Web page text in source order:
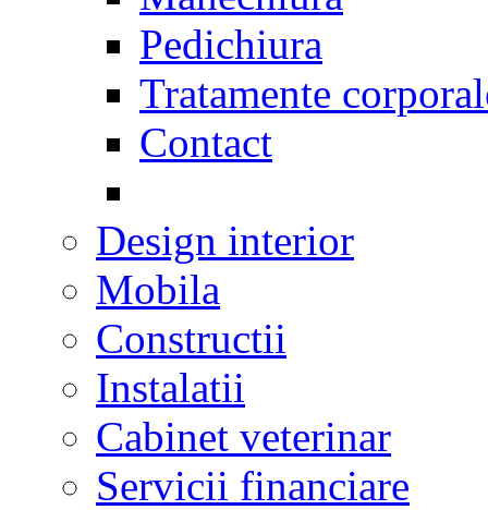
Pedichiura
Tratamente
Contact
Design interior
Mobila
Constructii
Instalatii
Cabinet veterinar
Servicii financiare